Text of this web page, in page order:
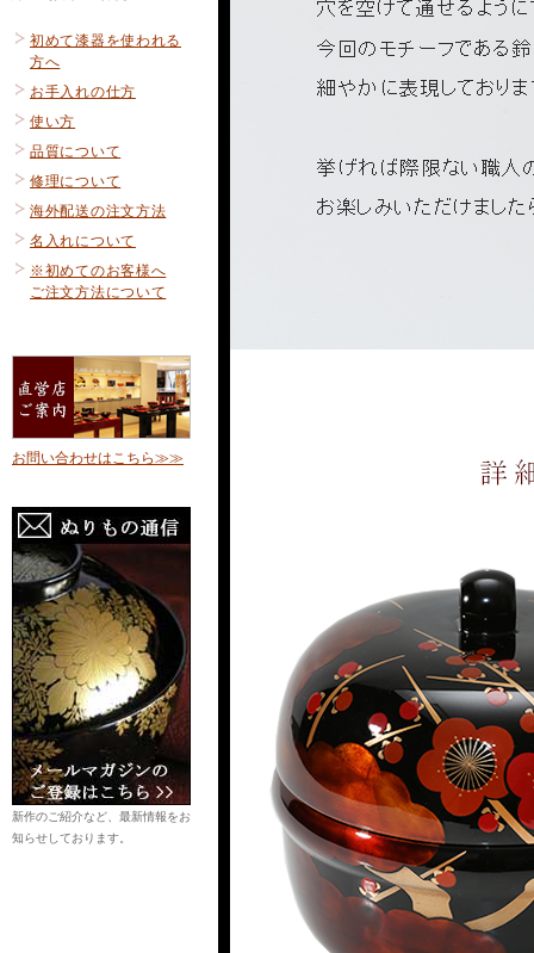
初めて漆器を使われる
方へ
お手入れの仕方
使い方
品質について
修理について
海外配送の注文方法
名入れについて
※初めてのお客様へ
ご注文方法について
お問い合わせはこちら≫≫
新作のご紹介など、最新情報をお
知らせしております。